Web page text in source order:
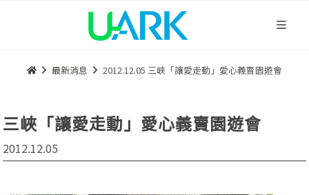
最新消息 2012.12.05 三峽「讓愛走動」愛心義賣園遊會
三峽「讓愛走動」愛心義賣園遊會
2012.12.05